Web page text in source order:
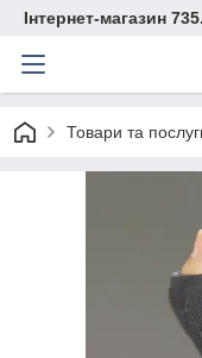
Інтернет-магазин
Товари та